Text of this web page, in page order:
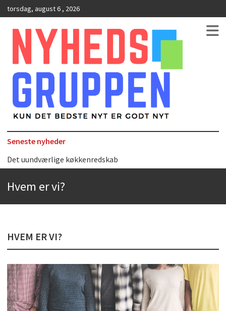
torsdag, august 6 , 2026
NyhedsGruppen
Kun det bedste nyt er godt nyt
Seneste nyheder
Det uundværlige køkkenredskab
Kølig hvidvin på en varm sommerdag
Få baren hjem til dig
Det er blevet nemmere at spise sund mad ude
De fem bedste brunchsteder på Sjælland
Sjove oplevelsesmuligheder i København
Hvem er vi?
HVEM ER VI?